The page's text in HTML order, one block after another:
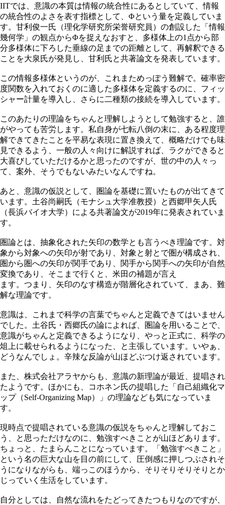
IITでは、意識の本質は情報の統合性にあるとしていて、情報
の統合性のよさを表す指標として、Φという量を定義していま
す。甘利俊一氏（理化学研究所栄誉研究員）の創設した「情報
幾何学」の観点からΦを捉えなおすと、多様体上の1点から部
分多様体に下ろした垂線の足までの距離として、再解釈できる
ことを大泉氏が発見し、甘利氏と共著論文を発表しています。
この情報多様体というのが、これまためっぽう難解で。確率密
度関数を入れておくのに適した多様体を定義するのに、フィッ
シャー計量を導入し、さらに二種類の接続を導入しています。
このあたりの理論をちゃんと理解しようとして勉強すると、誰
がやっても苦労します。私自身が七転八倒の末に、ある程度理
解できてきたことを平易な表現に置き換えて、概略だけでも味
見できるよう、一般の人々向けに解説すれば、ラクができると
大喜びしていただけるかと思ったのですが、世の中の人々っ
て、案外、そうでもないみたいなんですね。
あと、意識の仮説として、圏論を基礎に置いたものが出てきて
います。土谷尚嗣氏（モナシュ大学准教授）と西郷甲矢人氏
（長浜バイオ大学）による共著論文が2019年に発表されていま
す。
圏論とは、抽象化された矢印の数学とも言うべき理論です。対
象から対象への矢印が射であり、対象と射とで圏が構成され、
圏から圏への矢印が関手であり、関手から関手への矢印が自然
変換であり、そこまで行くと、米田の補題が言え
ます。つまり、矢印のなす構造が階層化されていて、まあ、難
解な理論です。
意識は、これまで科学の言葉でちゃんと定義できてはいません
でした。土谷氏・西郷氏の論によれば、圏論を用いることで、
意識がちゃんと定義できるようになり、やっと正式に、科学の
俎上に載せられるようになった、と主張しています。いやぁ、
どうなんでしょ。辛辣な反論が山ほどぶつけ返されています。
また、株式会社アラヤからも、意識の新理論が最近、提唱され
たようです。ほかにも、コホネン氏の提唱した「自己組織化マ
ップ（Self-Organizing Map）」の理論なども気になっていま
す。
現時点で提唱されている意識の仮説をちゃんと理解しておこ
う、と思っただけなのに、勉強すべきことが山ほどあります。
ちょっと、たまらんことになっています。「勉強すべきこと」
という名の巨大な山を目の前にして、圧倒感に押しつぶされそ
うになりながらも、端っこのほうから、そりそりそりそりとか
じっていく生活をしています。
自分としては、自然な流れをたどってきたつもりなのですが、